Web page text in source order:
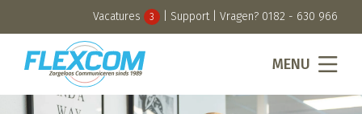
Vacatures 3 Support| Vragen? 0182 - 630 966
MENU